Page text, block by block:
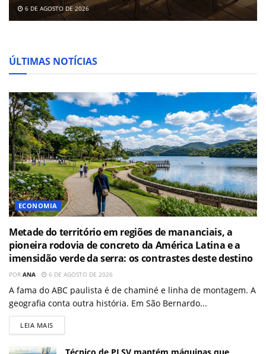
6 DE AGOSTO DE 2026
ÚLTIMAS NOTÍCIAS
ECONOMIA
Metade do território em regiões de mananciais, a
pioneira rodovia de concreto da América Latina e a
imensidão verde da serra: os contrastes deste destino
POR ANA 6 DE AGOSTO DE 2026
A fama do ABC paulista é de chaminé e linha de montagem. A
geografia conta outra história. Em São Bernardo...
LEIA MAIS